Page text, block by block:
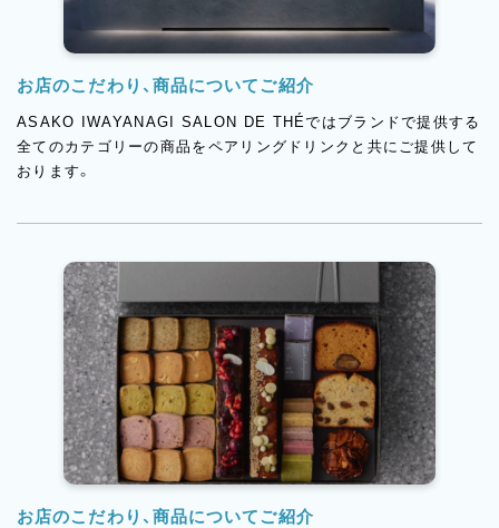
お店のこだわり、商品についてご紹介
ASAKO IWAYANAGI SALON DE THÉではブランドで提供する
全てのカテゴリーの商品をペアリングドリンクと共にご提供して
おります。
お店のこだわり、商品についてご紹介